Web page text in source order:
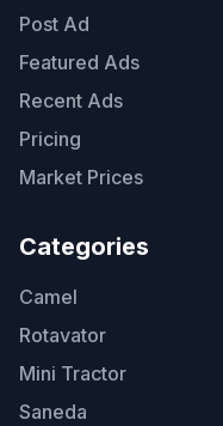
Post Ad
Featured Ads
Recent Ads
Pricing
Market Prices
Categories
Camel
Rotavator
Mini Tractor
Saneda